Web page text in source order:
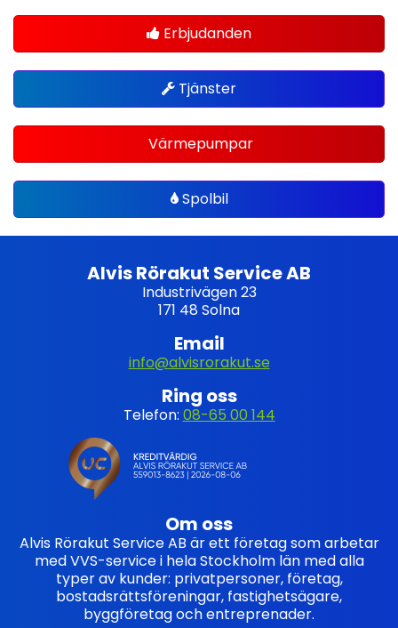
Erbjudanden
Tjänster
Värmepumpar
Spolbil
Alvis Rörakut Service AB
Industrivägen 23
171 48 Solna
Email
info@alvisrorakut.se
Ring oss
Telefon: 08-65 00 144
Om oss
Alvis Rörakut Service AB är ett företag som arbetar
med VVS-service i hela Stockholm län med alla
typer av kunder: privatpersoner, företag,
bostadsrättsföreningar, fastighetsägare,
byggföretag och entreprenader.